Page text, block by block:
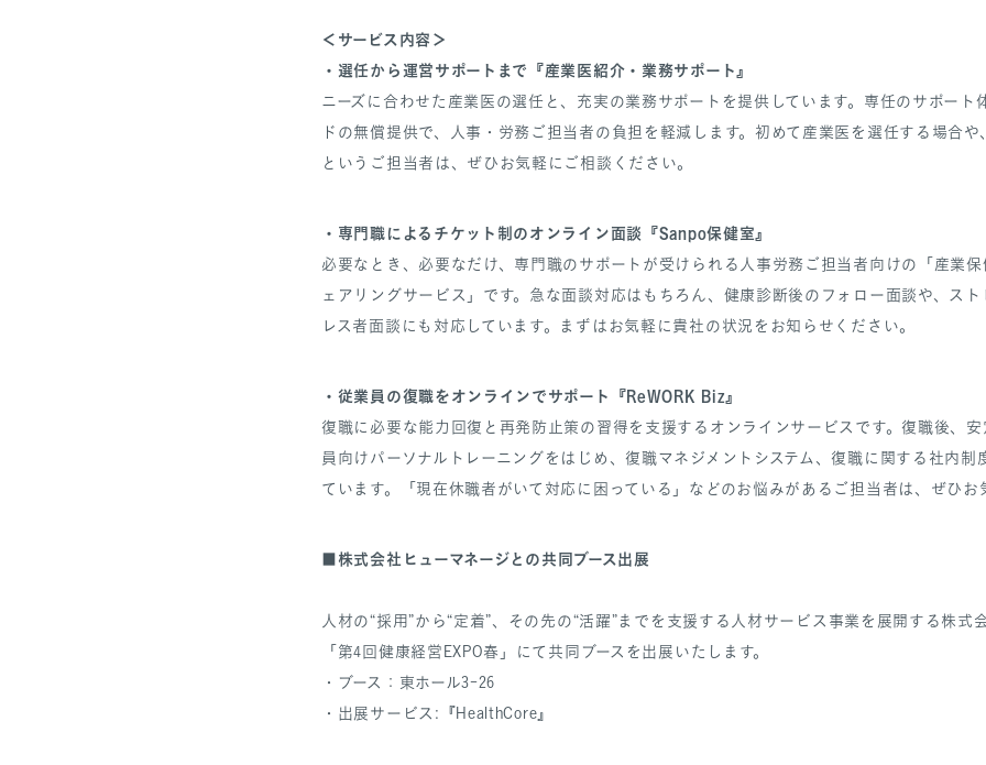
＜サービス内容＞
・選任から運営サポートまで『産業医紹介・業務サポート』
ニーズに合わせた産業医の選任と、充実の業務サポートを提供しています。専任のサポート
ドの無償提供で、人事・労務ご担当者の負担を軽減します。初めて産業医を選任する場合
というご担当者は、ぜひお気軽にご相談ください。
・専門職によるチケット制のオンライン面談『Sanpo保健室』
必要なとき、必要なだけ、専門職のサポートが受けられる人事労務ご担当者向けの「産業
ェアリングサービス」です。急な面談対応はもちろん、健康診断後のフォロー面談や、スト
レス者面談にも対応しています。まずはお気軽に貴社の状況をお知らせください。
・従業員の復職をオンラインでサポート『ReWORK Biz』
復職に必要な能力回復と再発防止策の習得を支援するオンラインサービスです。復職後、
員向けパーソナルトレーニングをはじめ、復職マネジメントシステム、復職に関する社内制
ています。「現在休職者がいて対応に困っている」などのお悩みがあるご担当者は、ぜひお
■株式会社ヒューマネージとの共同ブース出展
人材の“採用”から“定着”、その先の“活躍”までを支援する人材サービス事業を展開する株式
「第4回健康経営EXPO春」にて共同ブースを出展いたします。
・ブース：東ホール3-26
・出展サービス:『HealthCore』